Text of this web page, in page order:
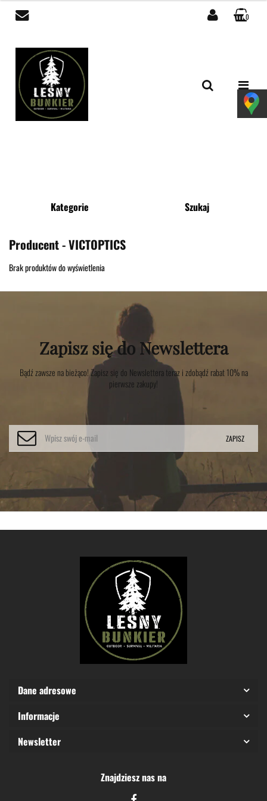
Dodaj zgłoszenie
0
Kategorie Szukaj
Producent - VICTOPTICS
Brak produktów do wyświetlenia
Zapisz się do Newslettera
Bądź zawsze na bieżąco! Zapisz się do Newslettera teraz i zdobądź rabat 10% na
pierwsze zakupy!
Dane adresowe
Informacje
Newsletter
Znajdziesz nas na